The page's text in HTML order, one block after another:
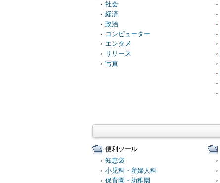
社会
経済
政治
コンピューター
エンタメ
リリース
写真
便利ツール
知恵袋
小児科・産婦人科
保育園・幼稚園